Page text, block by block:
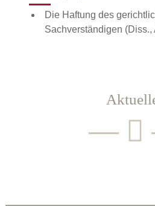
Die Haftung des
Sachverständigen (Diss.,